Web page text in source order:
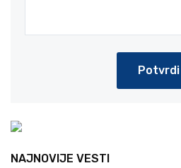
Potvrdi
NAJNOVIJE VESTI